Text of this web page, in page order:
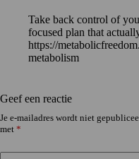
Take back control of
focused plan that
https://
metabolism
Geef een reactie
Je e-mailadres wordt niet
met *